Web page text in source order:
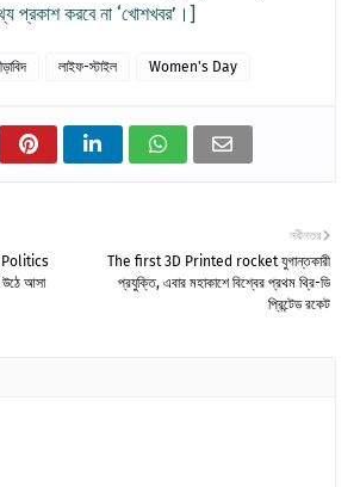
প্রকাশ করবে না ‘খোশখবর’।]
লাইফ-স্টাইল Women's Day
নবীনতর
The first 3D Printed rocket যুগান্তকারী
প্রযুক্তি, এবার মহাকাশে বিশ্বের প্রথম থ্রি-ডি
প্রিন্টেড রকেট
উঠে আসা